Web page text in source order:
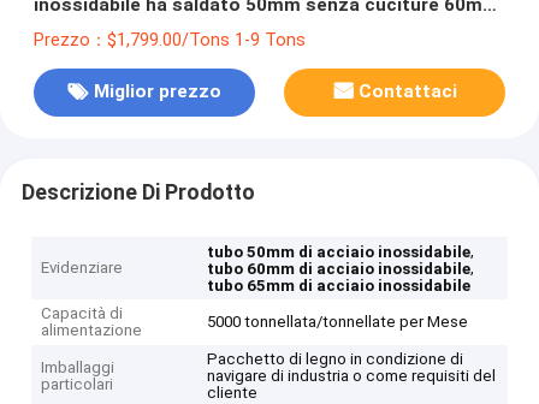
inossidabile ha saldato 50mm senza cuciture 60mm
65mm 201 202 304L 316L
Prezzo：$1,799.00/Tons 1-9 Tons
Miglior prezzo Contattaci
Descrizione Di Prodotto
Evidenziare
tubo 50mm di acciaio inossidabile,
tubo 60mm di acciaio inossidabile,
tubo 65mm di acciaio inossidabile
Capacità di
alimentazione
5000 tonnellata/tonnellate per Mese
Imballaggi
particolari
Pacchetto di legno in condizione di
navigare di industria o come requisiti del
cliente